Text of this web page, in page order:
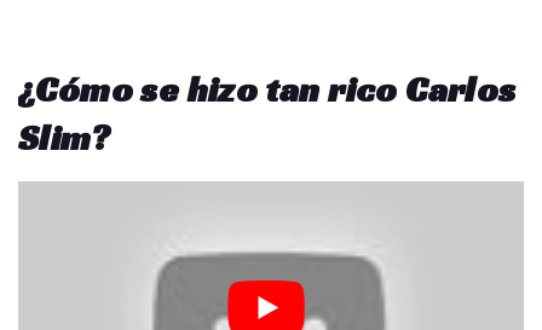
¿Cómo se hizo tan rico Carlos
Slim?